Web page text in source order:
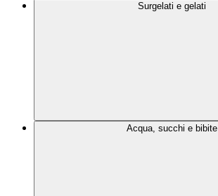
Surgelati e gelati
Acqua, succhi e bibite